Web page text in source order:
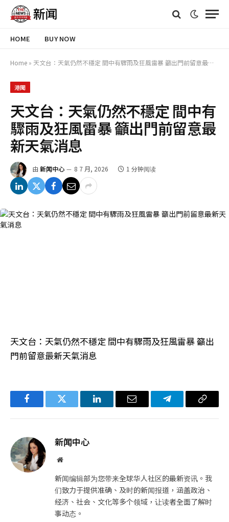
HOME BUY NOW
Home » 天文台：天氣仍然不穩定 間中有驟雨及狂風雷暴 籲出門前留意最新天氣消息
港聞
天文台：天氣仍然不穩定 間中有
驟雨及狂風雷暴 籲出門前留意最
新天氣消息
由 新闻中心 8 7 月, 2026 1 分钟阅读
天文台：天氣仍然不穩定 間中有驟雨及狂風雷暴 籲出
門前留意最新天氣消息
FacebookTwitter LinkedIn电
Telegram复
新闻中心
网
新闻编辑部为您带来全球华人社区的最新资讯。我
们致力于提供准确、及时的新闻报道，涵盖政治、
经济、社会、文化等多个领域，让读者全面了解时
事动态。